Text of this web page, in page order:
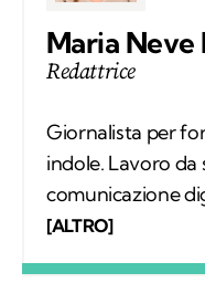
Maria
Redattrice
Giornalista per
indole. Lavoro da
comunicazione
mondo della
[ALTRO]